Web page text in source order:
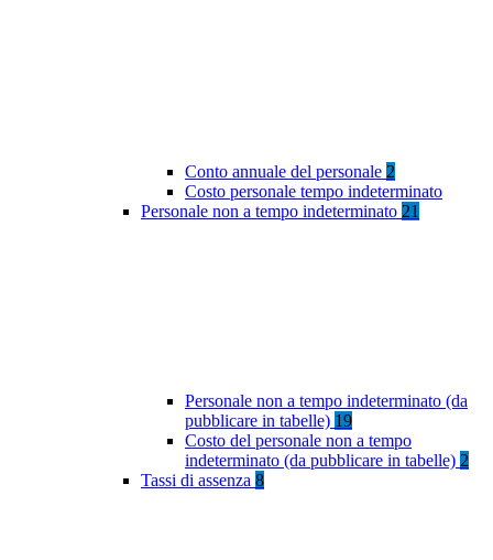
Conto annuale del personale 2
Costo personale tempo indeterminato
Personale non a tempo indeterminato 21
Personale non a tempo indeterminato (da
pubblicare in tabelle) 19
Costo del personale non a tempo
indeterminato (da pubblicare in tabelle) 2
Tassi di assenza 8